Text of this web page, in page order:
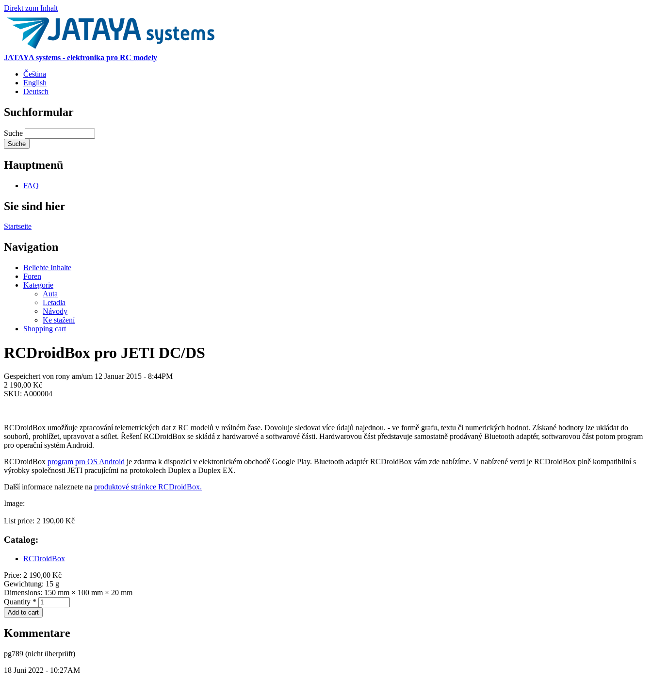
Direkt zum Inhalt
JATAYA systems - elektronika pro RC modely
Čeština
English
Deutsch
Suchformular
Suche
Hauptmenü
FAQ
Sie sind hier
Startseite
Navigation
Beliebte Inhalte
Foren
Kategorie
Auta
Letadla
Návody
Ke stažení
Shopping cart
RCDroidBox pro JETI DC/DS
Gespeichert von rony am/um 12 Januar 2015 - 8:44PM
2 190,00 Kč
SKU: A000004
RCDroidBox umožňuje zpracování telemetrických dat z RC modelů v reálném čase. Dovoluje sledovat více údajů najednou. - ve formě grafu, textu či numerických hodnot. Získané hodnoty lze ukládat do
souborů, prohlížet, upravovat a sdílet. Řešení RCDroidBox se skládá z hardwarové a softwarové části. Hardwarovou část představuje samostatně prodávaný Bluetooth adaptér, softwarovou část potom program
pro operační systém Android.
RCDroidBox program pro OS Android je zdarma k dispozici v elektronickém obchodě Google Play. Bluetooth adaptér RCDroidBox vám zde nabízíme. V nabízené verzi je RCDroidBox plně kompatibilní s
výrobky společnosti JETI pracujícími na protokolech Duplex a Duplex EX.
Další informace naleznete na produktové stránkce RCDroidBox.
Image:
List price: 2 190,00 Kč
Catalog:
RCDroidBox
Price: 2 190,00 Kč
Gewichtung: 15 g
Dimensions: 150 mm × 100 mm × 20 mm
Quantity *
Kommentare
pg789 (nicht überprüft)
18 Juni 2022 - 10:27AM